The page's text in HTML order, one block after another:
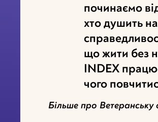
починаємо
хто душить
що жити без
INDEX
чого
Більше про